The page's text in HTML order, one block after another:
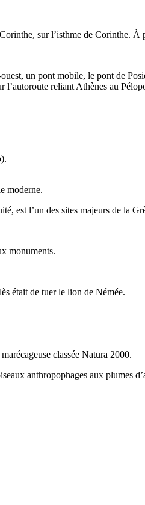
sur l’isthme de Corinthe.
un pont mobile, le pont de
reliant Athènes au
).
moderne.
est l’un des sites majeurs de la
monuments.
était de tuer le lion de Némée.
classée Natura 2000.
anthropophages aux plumes